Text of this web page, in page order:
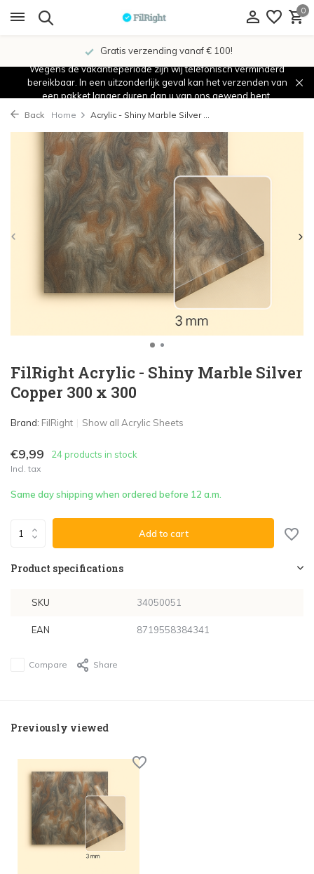
0
Gratis verzending vanaf € 100!
Wegens de vakantieperiode zijn wij telefonisch verminderd
bereikbaar. In een uitzonderlijk geval kan het verzenden van
een pakket langer duren dan u van ons gewend bent.
Back Home Acrylic - Shiny Marble Silver ...
FilRight Acrylic - Shiny Marble Silver
Copper 300 x 300
Brand: FilRight Show all Acrylic Sheets
€9,99 24 products in stock
Incl. tax
Same day shipping when ordered before 12 a.m.
Add to cart
Product specifications
SKU 34050051
EAN 8719558384341
Compare Share
Previously viewed